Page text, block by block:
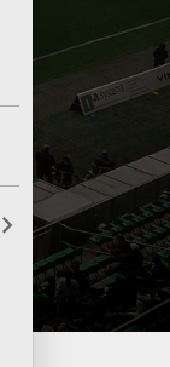
Parcage complet
Lundi 03 Août
Le dernier match
Dimanche 02 Août
Le point sur